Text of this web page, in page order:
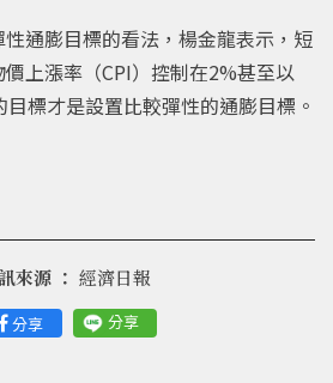
通膨目標的看法，楊金龍表示，短
上漲率（CPI）控制在2%甚至以
標才是設置比較彈性的通膨目標。
分享 分享
來源 ： 經濟日報